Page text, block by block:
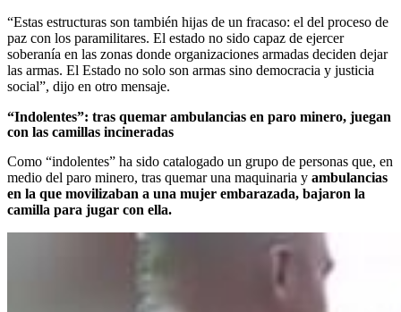
“Estas estructuras son también hijas de un fracaso: el del proceso de
paz con los paramilitares. El estado no sido capaz de ejercer
soberanía en las zonas donde organizaciones armadas deciden dejar
las armas. El Estado no solo son armas sino democracia y justicia
social”, dijo en otro mensaje.
“Indolentes”: tras quemar ambulancias en paro minero, juegan
con las camillas incineradas
Como “indolentes” ha sido catalogado un grupo de personas que, en
medio del paro minero, tras quemar una maquinaria y ambulancias
en la que movilizaban a una mujer embarazada, bajaron la
camilla para jugar con ella.